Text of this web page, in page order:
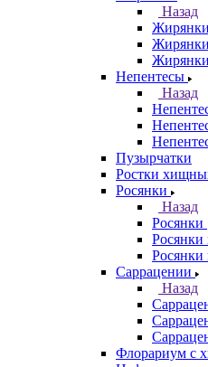
Назад
Жирянки
Непентесы
Назад
Пузырчатки
Ростки
Росянки
Назад
Росянки
Росянки
Росянки
Саррацении
Назад
Флорариум с